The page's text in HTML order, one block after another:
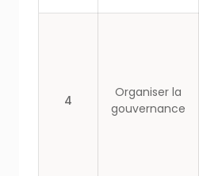
4
Organiser la
gouvernance